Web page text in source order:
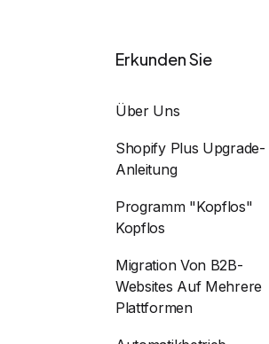
Erkunden Sie
Über Uns
Shopify Plus Upgrade-
Anleitung
Programm "Kopflos"
Kopflos
Migration Von B2B-
Websites Auf Mehrere
Plattformen